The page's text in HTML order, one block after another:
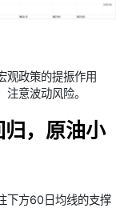
观政策的提振作用
意波动风险。
，原油小
下方60日均线的支撑